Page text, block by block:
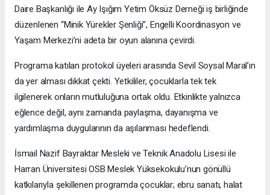
Daire Başkanlığı ile Ay Işığım Yetim Öksüz Derneği iş birliğinde
düzenlenen “Minik Yürekler Şenliği”, Engelli Koordinasyon ve
Yaşam Merkezi’ni adeta bir oyun alanına çevirdi.
Programa katılan protokol üyeleri arasında Sevil Soysal Maral’ın
da yer alması dikkat çekti. Yetkililer, çocuklarla tek tek
ilgilenerek onların mutluluğuna ortak oldu. Etkinlikte yalnızca
eğlence değil, aynı zamanda paylaşma, dayanışma ve
yardımlaşma duygularının da aşılanması hedeflendi.
İsmail Nazif Bayraktar Mesleki ve Teknik Anadolu Lisesi ile
Harran Üniversitesi OSB Meslek Yüksekokulu’nun gönüllü
katkılarıyla şekillenen programda çocuklar; ebru sanatı, halat